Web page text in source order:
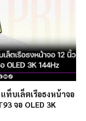
ท็บเล็ตเรือธงหน้าจอ
จอ OLED 3K